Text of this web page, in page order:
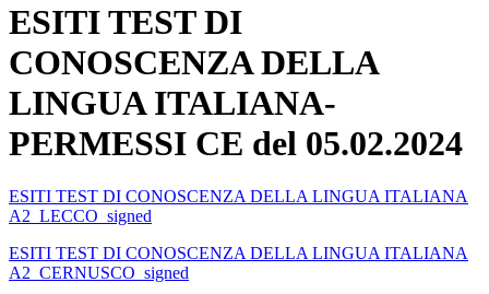
ESITI TEST DI
CONOSCENZA DELLA
LINGUA ITALIANA-
PERMESSI CE del 05.02.2024
ESITI TEST DI CONOSCENZA DELLA LINGUA ITALIANA
A2_LECCO_signed
ESITI TEST DI CONOSCENZA DELLA LINGUA ITALIANA
A2_CERNUSCO_signed